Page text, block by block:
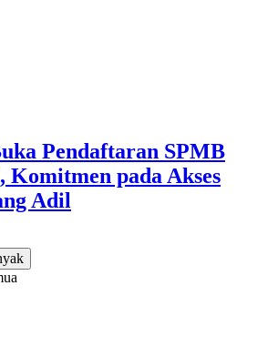
Pendaftaran SPMB
Komitmen pada Akses
Adil